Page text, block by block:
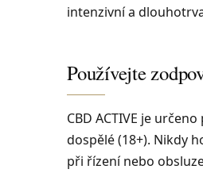
intenzivní a
Používejte
CBD ACTIVE je
dospělé (18+). Nikdy
při řízení nebo